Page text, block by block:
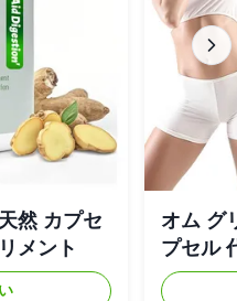
然 カプセ
メント
オム グ
プセル